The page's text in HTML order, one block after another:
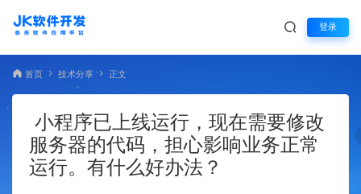
登录
首页 技术分享 正文
小程序已上线运行，现在需要修改
服务器的代码，担心影响业务正常
运行。有什么好办法？